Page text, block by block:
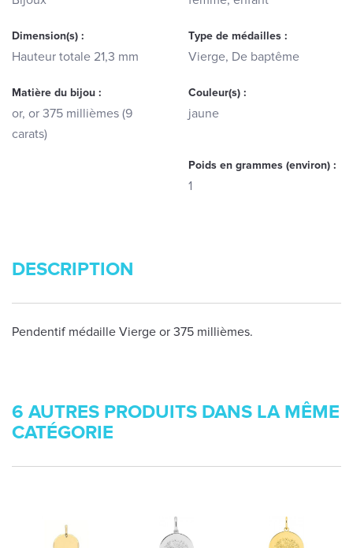
Dimension(s) :
Hauteur totale 21,3 mm
Type de médailles :
Vierge, De baptême
Matière du bijou :
or, or 375 millièmes (9
carats)
Couleur(s) :
jaune
Poids en grammes (environ) :
1
DESCRIPTION
Pendentif médaille Vierge or 375 millièmes.
6 AUTRES PRODUITS DANS LA MÊME
CATÉGORIE